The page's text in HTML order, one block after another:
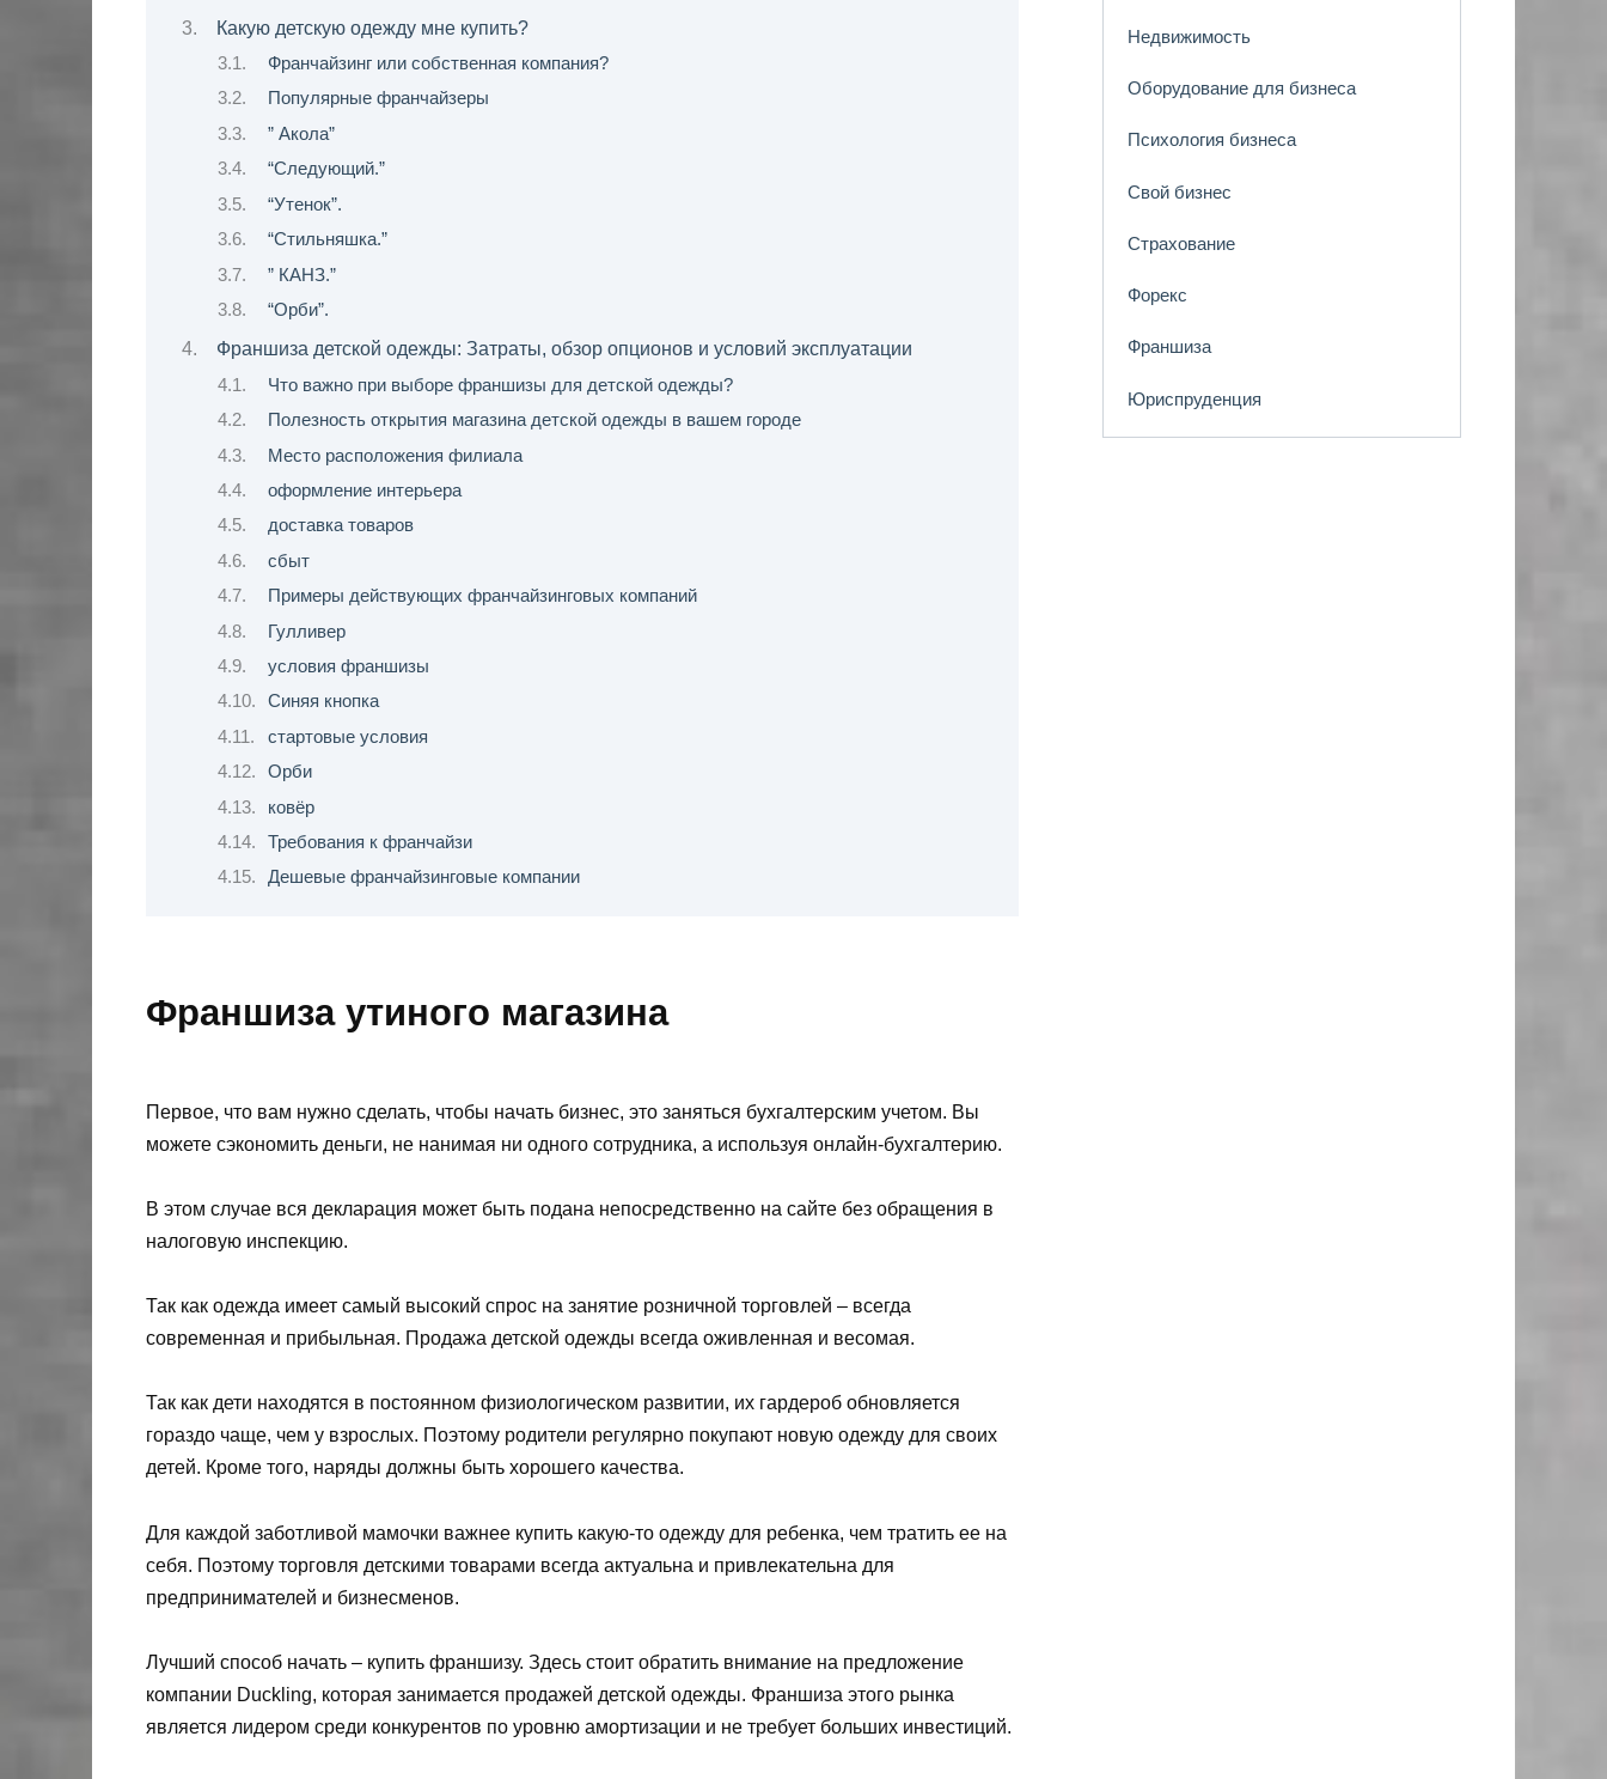
Какую детскую одежду мне купить?
Франчайзинг или собственная компания?
Популярные франчайзеры
” Акола”
“Следующий.”
“Утенок”.
“Стильняшка.”
” КАНЗ.”
“Орби”.
Франшиза детской одежды: Затраты, обзор опционов и условий эксплуатации
Что важно при выборе франшизы для детской одежды?
Полезность открытия магазина детской одежды в вашем городе
Место расположения филиала
оформление интерьера
доставка товаров
сбыт
Примеры действующих франчайзинговых компаний
Гулливер
условия франшизы
Синяя кнопка
стартовые условия
Орби
ковёр
Требования к франчайзи
Дешевые франчайзинговые компании
Франшиза утиного магазина
Первое, что вам нужно сделать, чтобы начать бизнес, это заняться бухгалтерским учетом. Вы
можете сэкономить деньги, не нанимая ни одного сотрудника, а используя онлайн-бухгалтерию.
В этом случае вся декларация может быть подана непосредственно на сайте без обращения в
налоговую инспекцию.
Так как одежда имеет самый высокий спрос на занятие розничной торговлей – всегда
современная и прибыльная. Продажа детской одежды всегда оживленная и весомая.
Так как дети находятся в постоянном физиологическом развитии, их гардероб обновляется
гораздо чаще, чем у взрослых. Поэтому родители регулярно покупают новую одежду для своих
детей. Кроме того, наряды должны быть хорошего качества.
Для каждой заботливой мамочки важнее купить какую-то одежду для ребенка, чем тратить ее на
себя. Поэтому торговля детскими товарами всегда актуальна и привлекательна для
предпринимателей и бизнесменов.
Лучший способ начать – купить франшизу. Здесь стоит обратить внимание на предложение
компании Duckling, которая занимается продажей детской одежды. Франшиза этого рынка
является лидером среди конкурентов по уровню амортизации и не требует больших инвестиций.
Недвижимость
Оборудование для бизнеса
Психология бизнеса
Свой бизнес
Страхование
Форекс
Франшиза
Юриспруденция